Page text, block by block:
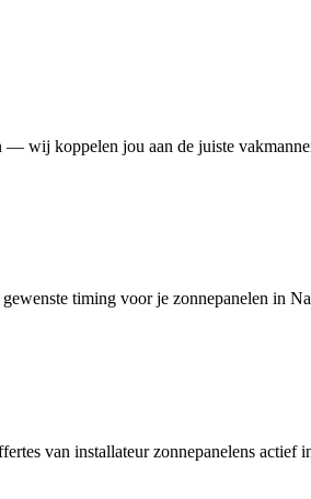
— wij koppelen jou aan de juiste
timing voor je zonnepanelen in
van installateur zonnepanelens actief